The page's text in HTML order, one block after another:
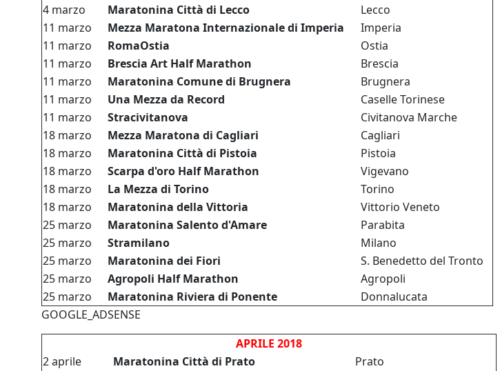
4 marzo
Maratonina Città di Lecco
Lecco
11 marzo
Mezza Maratona Internazionale di Imperia
Imperia
11 marzo
RomaOstia
Ostia
11 marzo
Brescia Art Half Marathon
Brescia
11 marzo
Maratonina Comune di Brugnera
Brugnera
11 marzo
Una Mezza da Record
Caselle Torinese
11 marzo
Stracivitanova
Civitanova Marche
18 marzo
Mezza Maratona di Cagliari
Cagliari
18 marzo
Maratonina Città di Pistoia
Pistoia
18 marzo
Scarpa d'oro Half Marathon
Vigevano
18 marzo
La Mezza di Torino
Torino
18 marzo
Maratonina della Vittoria
Vittorio Veneto
25 marzo
Maratonina Salento d'Amare
Parabita
25 marzo
Stramilano
Milano
25 marzo
Maratonina dei Fiori
S. Benedetto del Tronto
25 marzo
Agropoli Half Marathon
Agropoli
25 marzo
Maratonina Riviera di Ponente
Donnalucata
GOOGLE_ADSENSE
APRILE 2018
2 aprile
Maratonina Città di Prato
Prato